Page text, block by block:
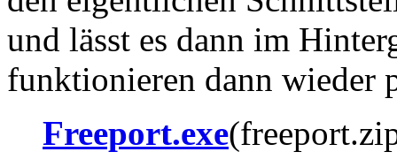
und lässt es dann im
funktionieren dann wieder
Freeport.exe